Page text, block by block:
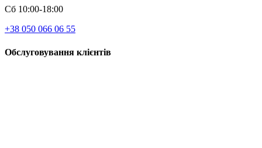
Сб 10:00-18:00
+38 050 066 06 55
Обслуговування клієнтів